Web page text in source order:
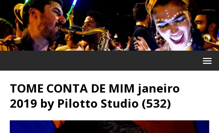
TOME CONTA DE MIM janeiro
2019 by Pilotto Studio (532)